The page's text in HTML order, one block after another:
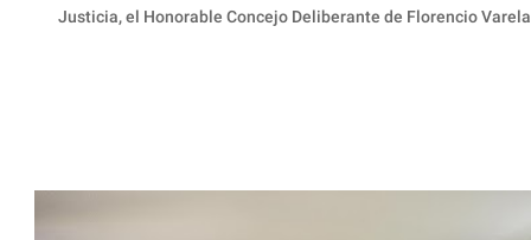
Justicia, el Honorable Concejo Deliberante de Florencio